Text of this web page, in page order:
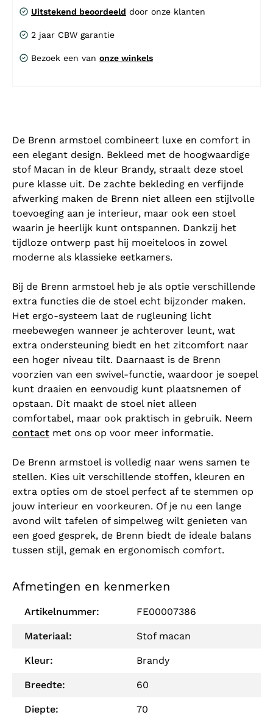
Uitstekend beoordeeld door onze klanten
2 jaar CBW garantie
Bezoek een van onze winkels
De Brenn armstoel combineert luxe en comfort in
een elegant design. Bekleed met de hoogwaardige
stof Macan in de kleur Brandy, straalt deze stoel
pure klasse uit. De zachte bekleding en verfijnde
afwerking maken de Brenn niet alleen een stijlvolle
toevoeging aan je interieur, maar ook een stoel
waarin je heerlijk kunt ontspannen. Dankzij het
tijdloze ontwerp past hij moeiteloos in zowel
moderne als klassieke eetkamers.
Bij de Brenn armstoel heb je als optie verschillende
extra functies die de stoel echt bijzonder maken.
Het ergo-systeem laat de rugleuning licht
meebewegen wanneer je achterover leunt, wat
extra ondersteuning biedt en het zitcomfort naar
een hoger niveau tilt. Daarnaast is de Brenn
voorzien van een swivel-functie, waardoor je soepel
kunt draaien en eenvoudig kunt plaatsnemen of
opstaan. Dit maakt de stoel niet alleen
comfortabel, maar ook praktisch in gebruik. Neem
contact met ons op voor meer informatie.
De Brenn armstoel is volledig naar wens samen te
stellen. Kies uit verschillende stoffen, kleuren en
extra opties om de stoel perfect af te stemmen op
jouw interieur en voorkeuren. Of je nu een lange
avond wilt tafelen of simpelweg wilt genieten van
een goed gesprek, de Brenn biedt de ideale balans
tussen stijl, gemak en ergonomisch comfort.
Afmetingen en kenmerken
Artikelnummer: FE00007386
Materiaal: Stof macan
Kleur: Brandy
Breedte: 60
Diepte: 70